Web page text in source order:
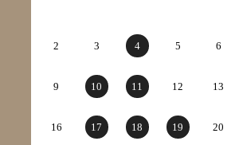
2 3 4 5 6
9 10 11 12 13
16 17 18 19 20